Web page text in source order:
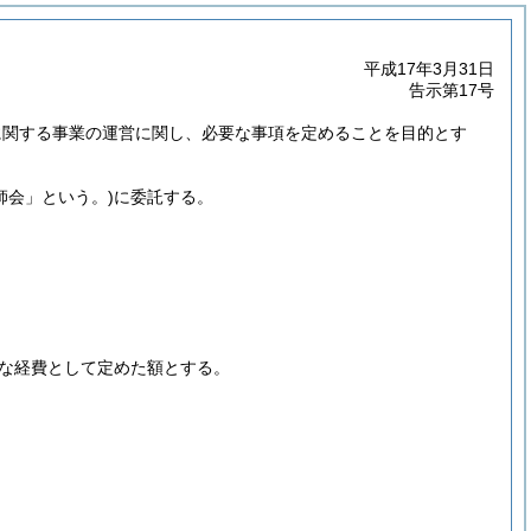
平成17年3月31日
告示第17号
する事業の運営に関し、必要な事項を定めることを目的とす
会」という。)に委託する。
費として定めた額とする。